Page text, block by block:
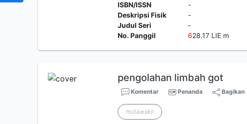
ISBN/ISSN
-
Deskripsi Fisik
-
Judul Seri
-
No. Panggil
628.17 LIE m
pengolahan limbah got
Komentar Penanda Bagikan
mutawakil